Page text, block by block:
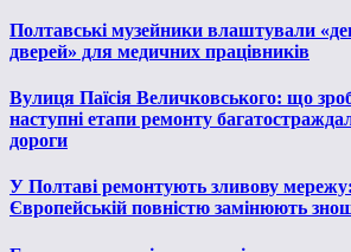
Полтавські музейники влаштували
дверей» для медичних працівників
Вулиця Паїсія Величковського: що
наступні етапи ремонту
дороги
У Полтаві ремонтують зливову
Європейській повністю замінюють